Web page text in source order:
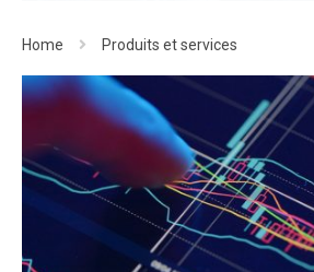
Home Produits et services